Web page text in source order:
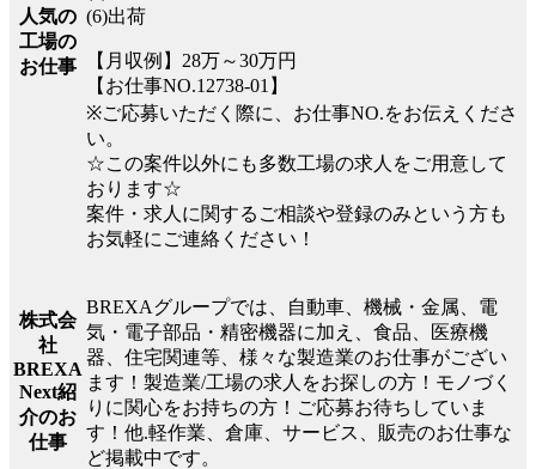
人気の
工場の
お仕事
(6)出荷
【月収例】28万～30万円
【お仕事NO.12738-01】
※ご応募いただく際に、お仕事NO.をお伝えくださ
い。
☆この案件以外にも多数工場の求人をご用意して
おります☆
案件・求人に関するご相談や登録のみという方も
お気軽にご連絡ください！
株式会
社
BREXA
Next紹
介のお
仕事
BREXAグループでは、自動車、機械・金属、電
気・電子部品・精密機器に加え、食品、医療機
器、住宅関連等、様々な製造業のお仕事がござい
ます！製造業/工場の求人をお探しの方！モノづく
りに関心をお持ちの方！ご応募お待ちしていま
す！他.軽作業、倉庫、サービス、販売のお仕事な
ど掲載中です。